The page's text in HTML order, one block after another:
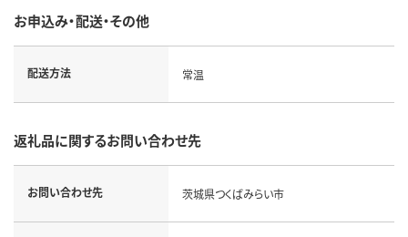
お申込み・配送・その他
配送方法 常温
返礼品に関するお問い合わせ先
お問い合わせ先 茨城県つくばみらい市